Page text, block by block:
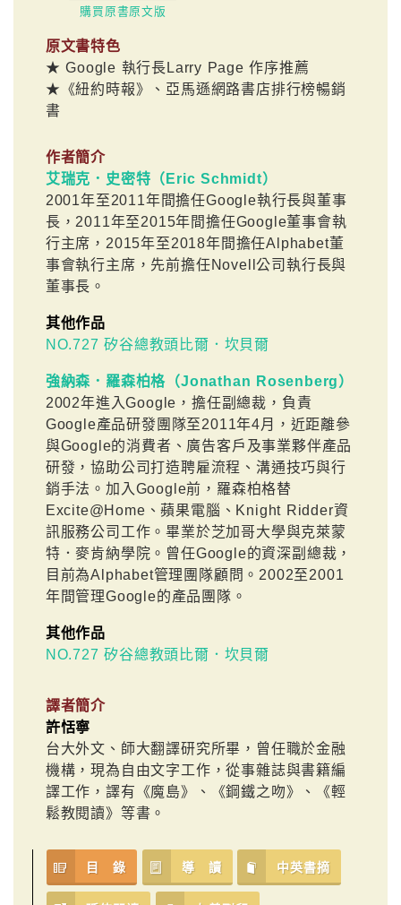
購買原書原文版
原文書特色
★ Google 執行長Larry Page 作序推薦
★《紐約時報》、亞馬遜網路書店排行榜暢銷
書
作者簡介
艾瑞克．史密特（Eric Schmidt）
2001年至2011年間擔任Google執行長與董事
長，2011年至2015年間擔任Google董事會執
行主席，2015年至2018年間擔任Alphabet董
事會執行主席，先前擔任Novell公司執行長與
董事長。
其他作品
NO.727 矽谷總教頭比爾．坎貝爾
強納森．羅森柏格（Jonathan Rosenberg）
2002年進入Google，擔任副總裁，負責
Google產品研發團隊至2011年4月，近距離參
與Google的消費者、廣告客戶及事業夥伴產品
研發，協助公司打造聘雇流程、溝通技巧與行
銷手法。加入Google前，羅森柏格替
Excite@Home、蘋果電腦、Knight Ridder資
訊服務公司工作。畢業於芝加哥大學與克萊蒙
特．麥肯納學院。曾任Google的資深副總裁，
目前為Alphabet管理團隊顧問。2002至2001
年間管理Google的產品團隊。
其他作品
NO.727 矽谷總教頭比爾．坎貝爾
譯者簡介
許恬寧
台大外文、師大翻譯研究所畢，曾任職於金融
機構，現為自由文字工作，從事雜誌與書籍編
譯工作，譯有《魔島》、《鋼鐵之吻》、《輕
鬆教閱讀》等書。
目 錄 導 讀 中英書摘